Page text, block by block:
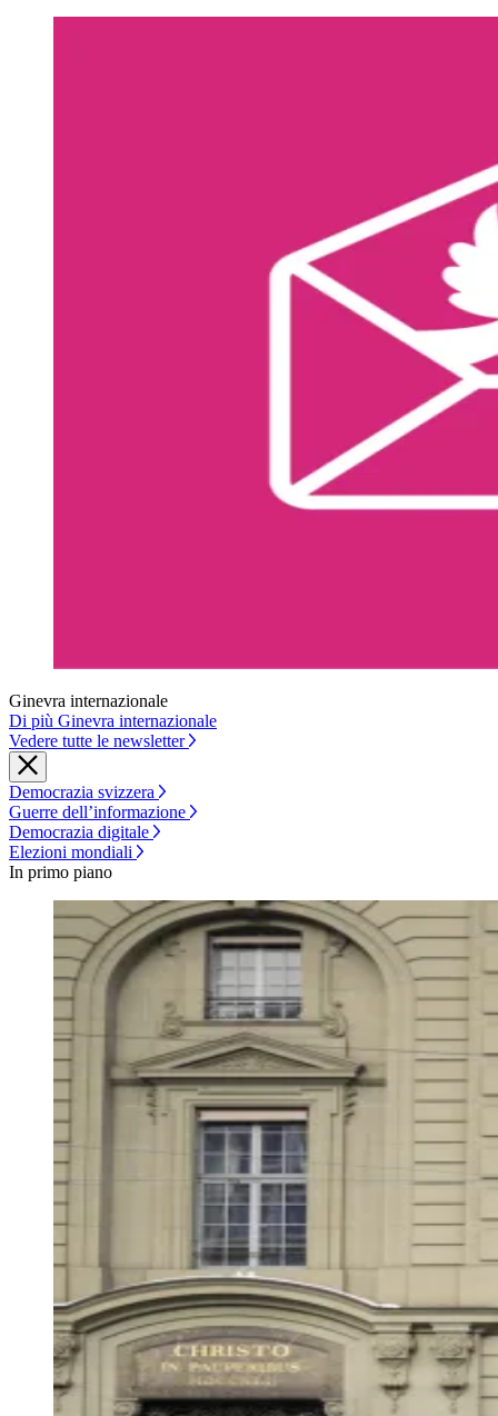
Ginevra internazionale
Di più Ginevra internazionale
Vedere tutte le newsletter
Democrazia svizzera
Guerre dell’informazione
Democrazia digitale
Elezioni mondiali
In primo piano